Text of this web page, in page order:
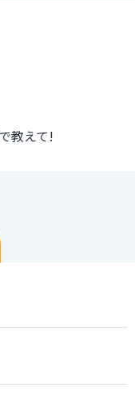
教えて!